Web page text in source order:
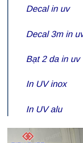
Decal in uv
Decal 3m in
Bạt 2 da in uv
In UV inox
In UV alu